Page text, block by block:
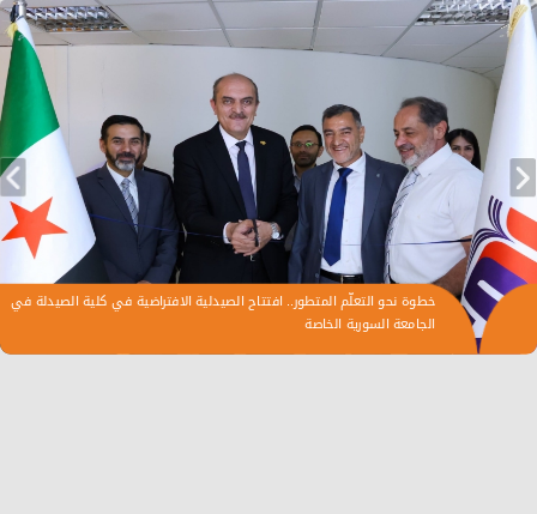
خطوة نحو التعلّم المتطور.. افتتاح الصيدلية الافتراضية في كلية الصيدلة في
الجامعة السورية الخاصة